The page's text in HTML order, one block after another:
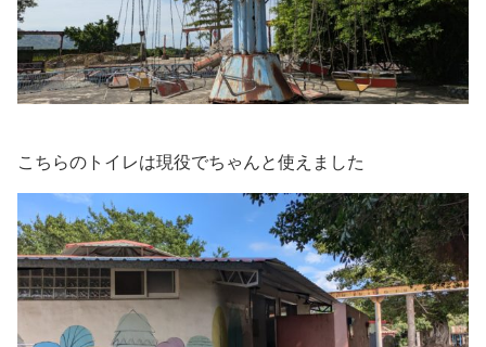
こちらのトイレは現役でちゃんと使えました